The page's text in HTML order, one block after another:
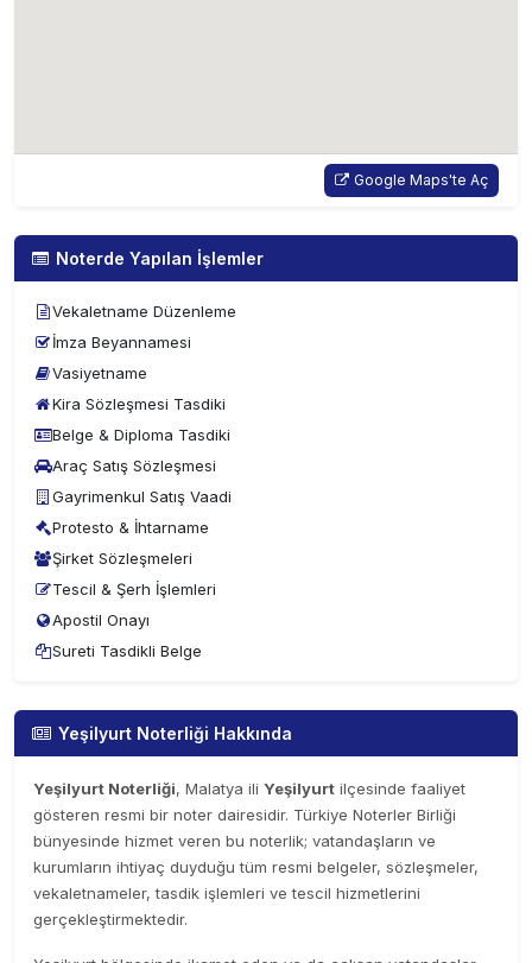
Google Maps'te Aç
Noterde Yapılan İşlemler
Vekaletname Düzenleme
İmza Beyannamesi
Vasiyetname
Kira Sözleşmesi Tasdiki
Belge & Diploma Tasdiki
Araç Satış Sözleşmesi
Gayrimenkul Satış Vaadi
Protesto & İhtarname
Şirket Sözleşmeleri
Tescil & Şerh İşlemleri
Apostil Onayı
Sureti Tasdikli Belge
Yeşilyurt Noterliği Hakkında
Yeşilyurt Noterliği, Malatya ili Yeşilyurt ilçesinde faaliyet
gösteren resmi bir noter dairesidir. Türkiye Noterler Birliği
bünyesinde hizmet veren bu noterlik; vatandaşların ve
kurumların ihtiyaç duyduğu tüm resmi belgeler, sözleşmeler,
vekaletnameler, tasdik işlemleri ve tescil hizmetlerini
gerçekleştirmektedir.